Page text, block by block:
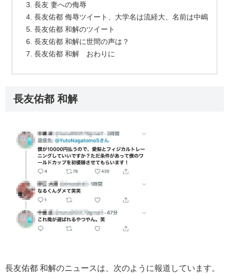
長友 妻への侮辱
長友佑都 侮辱ツイート、大学名は流経大、名前は中嶋
長友佑都 和解のツイート
長友佑都 和解に世間の声は？
長友佑都 和解 おわりに
長友佑都 和解
長友佑都 和解のニュースは、次のように報道しています。